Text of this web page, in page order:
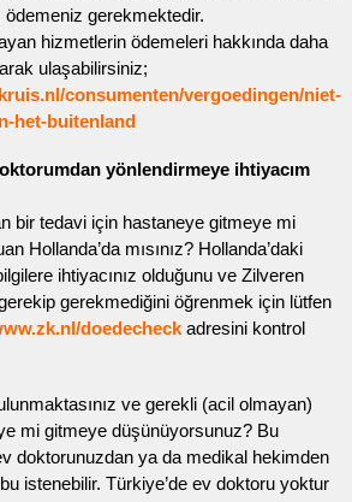
ödemeniz gerekmektedir.
hizmetlerin ödemeleri hakkında daha
ulaşabilirsiniz;
consumenten/vergoedingen/niet-
het-buitenland
yönlendirmeye ihtiyacım
bir tedavi için hastaneye gitmeye mi
Hollanda’da mısınız? Hollanda’daki
ihtiyacınız olduğunu ve Zilveren
gerekmediğini öğrenmek için lütfen
doedecheckadresini kontrol
ve gerekli (acil olmayan)
mi gitmeye düşünüyorsunuz? Bu
doktorunuzdan ya da medikal hekimden
istenebilir. Türkiye’de ev doktoru yoktur